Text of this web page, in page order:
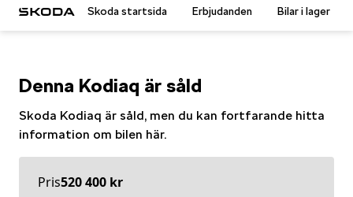
Skoda startsida Erbjudanden Bilar i lager
Denna Kodiaq är såld
Skoda Kodiaq är såld, men du kan fortfarande hitta
information om bilen här.
Pris520 400 kr